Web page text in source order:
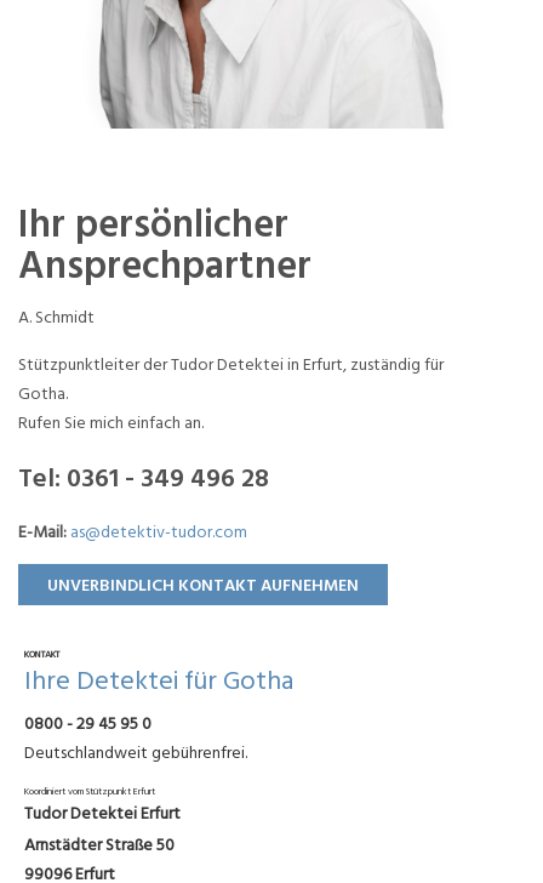
Ihr persönlicher
Ansprechpartner
A. Schmidt
Stützpunktleiter der Tudor Detektei in Erfurt, zuständig für
Gotha.
Rufen Sie mich einfach an.
Tel: 0361 - 349 496 28
E-Mail:as@detektiv-tudor.com
UNVERBINDLICH KONTAKT AUFNEHMEN
KONTAKT
Ihre Detektei für Gotha
0800 - 29 45 95 0
Deutschlandweit gebührenfrei.
Koordiniert vom Stützpunkt Erfurt
Tudor Detektei Erfurt
Arnstädter Straße 50
99096 Erfurt